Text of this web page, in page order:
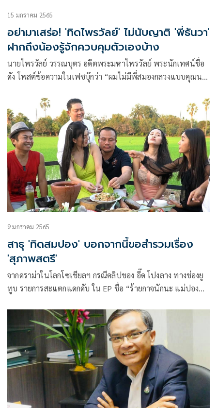
15 มกราคม 2565
อย่ามาเสร่อ! 'ทิดไพรวัลย์' ไม่นับญาติ 'พี่ธันวา'
ฝากถึงน้องรู้จักควบคุมตัวเองบ้าง
นายไพรวัลย์ วรรณบุตร อดีตพระมหาไพรวัลย์ พระนักเทศน์ชื่อ
ดัง โพสต์ข้อความในเฟซบุ๊กว่า “ผมไม่มีพี่สมองกลวงแบบคุณนะ
9 มกราคม 2565
สาธุ 'ทิดสมปอง' บอกจากนี้ขอสำรวมเรื่อง
'สุภาพสตรี'
จากดราม่าในโลกโซเชียลฯ กรณีคลิปของ อี๊ด โปงลาง ทางช่องยู
ทูบ รายการสะแตกแดกดับ ใน EP ชื่อ “ร้ายกาจนักนะ แม่ปอง
ของ ทิดสมปอง อดีตพระมหาสมปอง